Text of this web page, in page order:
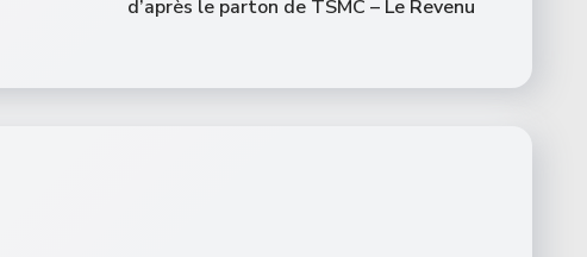
d’après le parton de TSMC – Le Revenu